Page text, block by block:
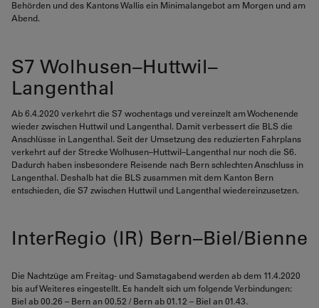
Behörden und des Kantons Wallis ein Minimalangebot am Morgen und am
Abend.
S7 Wolhusen–Huttwil–
Langenthal
Ab 6.4.2020 verkehrt die S7 wochentags und vereinzelt am Wochenende
wieder zwischen Huttwil und Langenthal. Damit verbessert die BLS die
Anschlüsse in Langenthal. Seit der Umsetzung des reduzierten Fahrplans
verkehrt auf der Strecke Wolhusen–Huttwil–Langenthal nur noch die S6.
Dadurch haben insbesondere Reisende nach Bern schlechten Anschluss in
Langenthal. Deshalb hat die BLS zusammen mit dem Kanton Bern
entschieden, die S7 zwischen Huttwil und Langenthal wiedereinzusetzen.
InterRegio (IR) Bern–Biel/Bienne
Die Nachtzüge am Freitag- und Samstagabend werden ab dem 11.4.2020
bis auf Weiteres eingestellt. Es handelt sich um folgende Verbindungen:
Biel ab 00.26 – Bern an 00.52 / Bern ab 01.12 – Biel an 01.43.